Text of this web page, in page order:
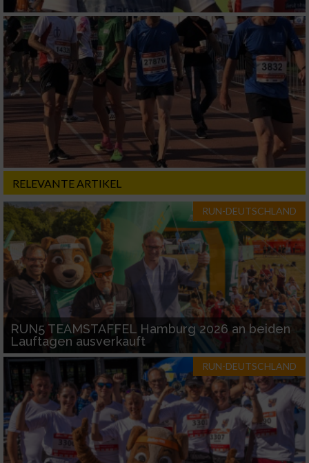
RELEVANTE ARTIKEL
RUN-DEUTSCHLAND
RUN5 TEAMSTAFFEL Hamburg 2026 an beiden
Lauftagen ausverkauft
RUN-DEUTSCHLAND